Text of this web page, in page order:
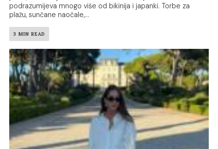
podrazumijeva mnogo više od bikinija i japanki. Torbe za
plažu, sunčane naočale,...
3 MIN READ